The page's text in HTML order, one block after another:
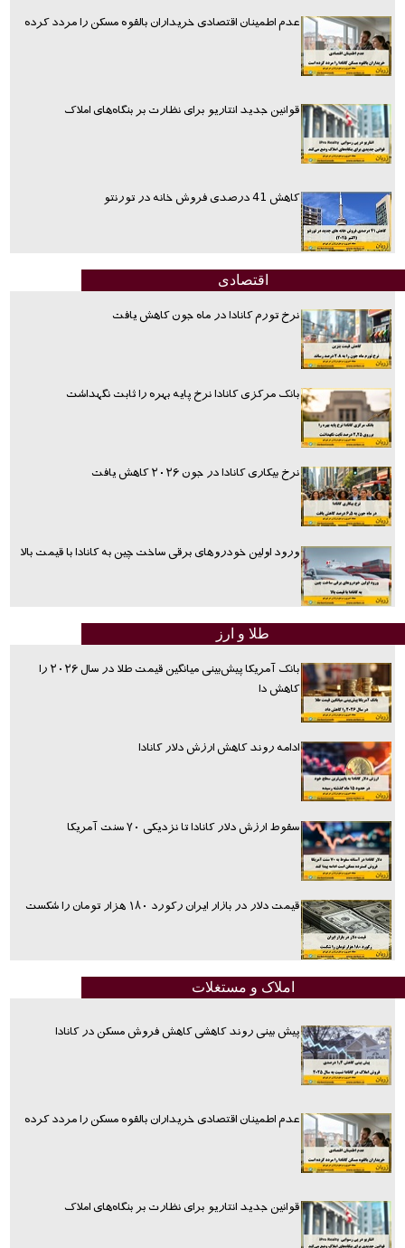
عدم اطمینان اقتصادی خریداران بالقوه مسکن را مردد کرده
قوانین جدید انتاریو برای نظارت بر بنگاه‌های املاک
کاهش 41 درصدی فروش خانه در تورنتو
اقتصادی
نرخ تورم کانادا در ماه جون کاهش یافت
بانک مرکزی کانادا نرخ پایه بهره را ثابت نگهداشت
نرخ بیکاری کانادا در جون ۲۰۲۶ کاهش یافت
ورود اولین خودروهای برقی ساخت چین به کانادا با قیمت بالا
طلا و ارز
بانک آمریکا پیش‌بینی میانگین قیمت طلا در سال ۲۰۲۶ را
کاهش دا
ادامه روند کاهش ارزش دلار کانادا
سقوط ارزش دلار کانادا تا نزدیکی ۷۰ سنت آمریکا
قیمت دلار در بازار ایران رکورد ۱۸۰ هزار تومان را شکست
املاک و مستغلات
پیش بینی روند کاهشی کاهش فروش مسکن در کانادا
عدم اطمینان اقتصادی خریداران بالقوه مسکن را مردد کرده
قوانین جدید انتاریو برای نظارت بر بنگاه‌های املاک